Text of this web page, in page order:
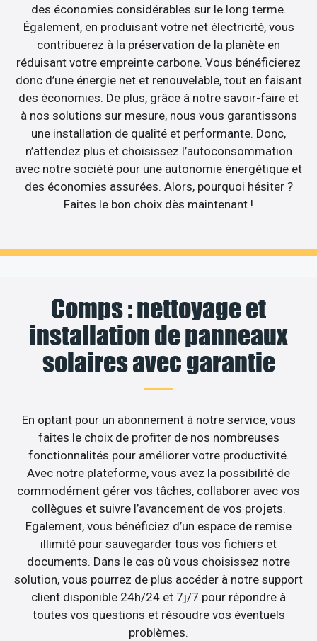
des économies considérables sur le long terme.
Également, en produisant votre net électricité, vous
contribuerez à la préservation de la planète en
réduisant votre empreinte carbone. Vous bénéficierez
donc d’une énergie net et renouvelable, tout en faisant
des économies. De plus, grâce à notre savoir-faire et
à nos solutions sur mesure, nous vous garantissons
une installation de qualité et performante. Donc,
n’attendez plus et choisissez l’autoconsommation
avec notre société pour une autonomie énergétique et
des économies assurées. Alors, pourquoi hésiter ?
Faites le bon choix dès maintenant !
Comps : nettoyage et
installation de panneaux
solaires avec garantie
En optant pour un abonnement à notre service, vous
faites le choix de profiter de nos nombreuses
fonctionnalités pour améliorer votre productivité.
Avec notre plateforme, vous avez la possibilité de
commodément gérer vos tâches, collaborer avec vos
collègues et suivre l’avancement de vos projets.
Egalement, vous bénéficiez d’un espace de remise
illimité pour sauvegarder tous vos fichiers et
documents. Dans le cas où vous choisissez notre
solution, vous pourrez de plus accéder à notre support
client disponible 24h/24 et 7j/7 pour répondre à
toutes vos questions et résoudre vos éventuels
problèmes.